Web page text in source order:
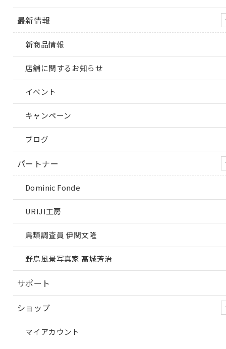
最新情報
新商品情報
店舗に関するお知らせ
イベント
キャンペーン
ブログ
パートナー
Dominic Fonde
URIJI工房
鳥類調査員 伊関文隆
野鳥風景写真家 髙城芳治
サポート
ショップ
マイアカウント